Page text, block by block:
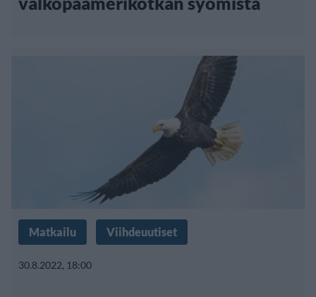
Matkailu Viihdeuutiset
30.8.2022, 18:00